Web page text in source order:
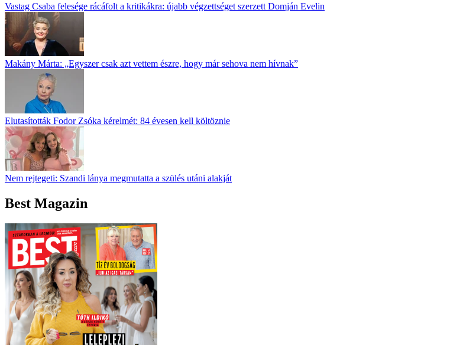
Vastag Csaba felesége rácáfolt a kritikákra: újabb végzettséget szerzett Domján Evelin
Makány Márta: „Egyszer csak azt vettem észre, hogy már sehova nem hívnak”
Elutasították Fodor Zsóka kérelmét: 84 évesen kell költöznie
Nem rejtegeti: Szandi lánya megmutatta a szülés utáni alakját
Best Magazin